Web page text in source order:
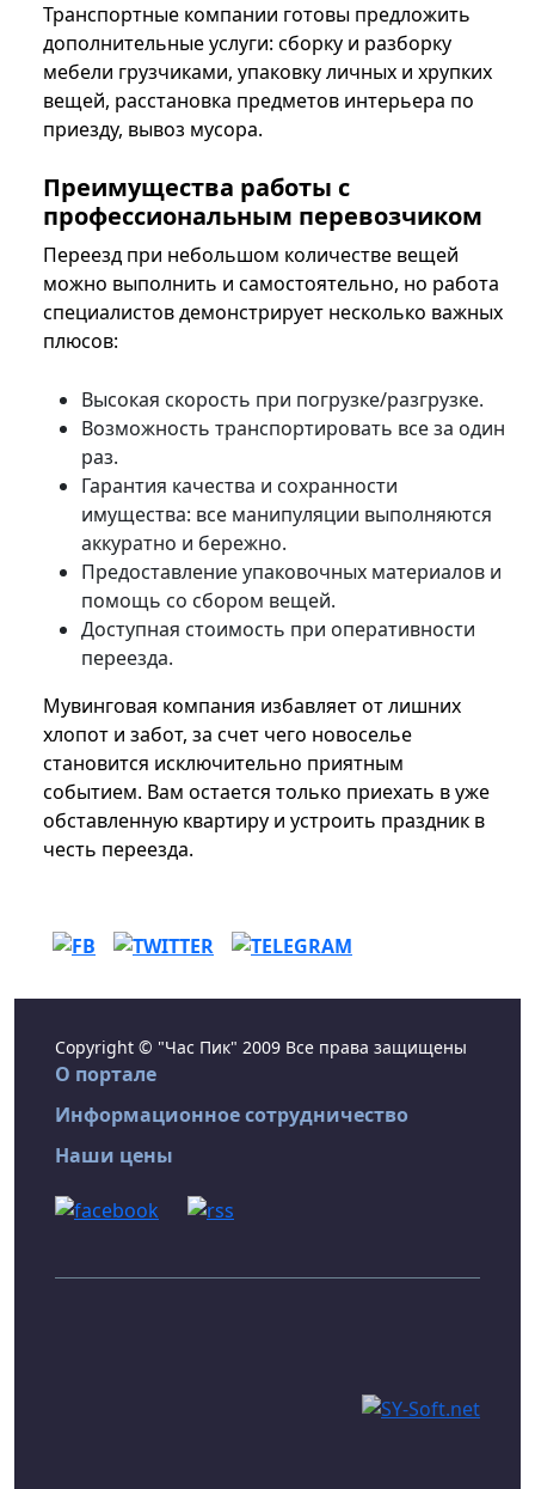
Транспортные компании готовы предложить
дополнительные услуги: сборку и разборку
мебели грузчиками, упаковку личных и хрупких
вещей, расстановка предметов интерьера по
приезду, вывоз мусора.
Преимущества работы с
профессиональным перевозчиком
Переезд при небольшом количестве вещей
можно выполнить и самостоятельно, но работа
специалистов демонстрирует несколько важных
плюсов:
Высокая скорость при погрузке/разгрузке.
Возможность транспортировать все за один
раз.
Гарантия качества и сохранности
имущества: все манипуляции выполняются
аккуратно и бережно.
Предоставление упаковочных материалов и
помощь со сбором вещей.
Доступная стоимость при оперативности
переезда.
Мувинговая компания избавляет от лишних
хлопот и забот, за счет чего новоселье
становится исключительно приятным
событием. Вам остается только приехать в уже
обставленную квартиру и устроить праздник в
честь переезда.
Copyright © "Час Пик" 2009 Все права защищены
О портале
Информационное сотрудничество
Наши цены